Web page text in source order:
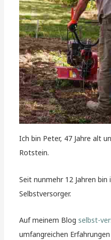
Ich bin Peter, 47 Jahre alt
Rotstein.
Seit nunmehr 12 Jahren
Selbstversorger.
Auf meinem Blogselbst-
umfangreichen